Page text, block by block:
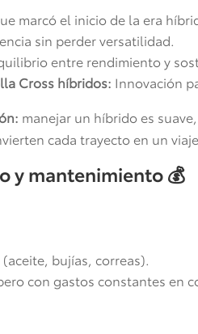
marcó el inicio de la era
sin perder versatilidad.
entre rendimiento y
Cross híbridos: Innovación
manejar un híbrido es
cada trayecto en un
y mantenimiento💰
bujías, correas).
con gastos constantes en